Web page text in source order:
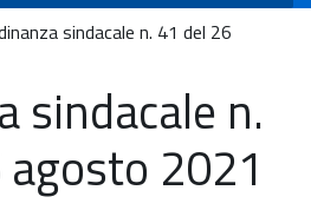
sindacale n. 41 del 26
sindacale n.
2021